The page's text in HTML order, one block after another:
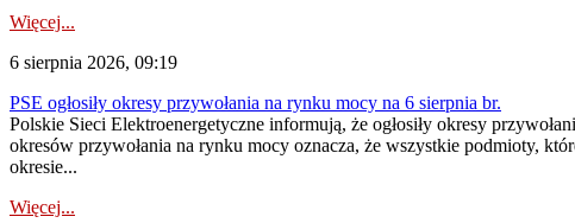
Więcej...
6 sierpnia 2026, 09:19
PSE ogłosiły okresy przywołania na rynku mocy na 6 sierpnia br.
Polskie Sieci Elektroenergetyczne informują, że ogłosiły okresy
okresów przywołania na rynku mocy oznacza, że wszystkie podmioty,
okresie...
Więcej...